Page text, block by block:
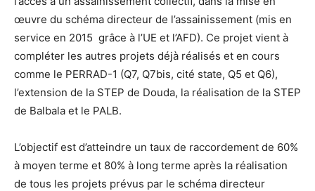
œuvre du schéma directeur de l’assainissement (mis en
service en 2015 grâce à l’UE et l’AFD). Ce projet vient à
compléter les autres projets déjà réalisés et en cours
comme le PERRAD-1 (Q7, Q7bis, cité state, Q5 et Q6),
l’extension de la STEP de Douda, la réalisation de la STEP
de Balbala et le PALB.
L’objectif est d’atteindre un taux de raccordement de 60%
à moyen terme et 80% à long terme après la réalisation
de tous les projets prévus par le schéma directeur